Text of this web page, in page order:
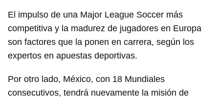
El impulso de una Major League Soccer más
competitiva y la madurez de jugadores en Europa
son factores que la ponen en carrera, según los
expertos en apuestas deportivas.
Por otro lado, México, con 18 Mundiales
consecutivos, tendrá nuevamente la misión de